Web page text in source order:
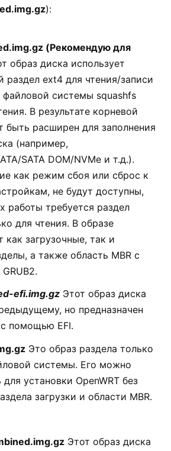
):
(Рекомендую для
образ диска использует
раздел ext4 для чтения/записи
файловой системы squashfs
В результате корневой
быть расширен для заполнения
(например,
SATA DOM/NVMe и т.д.).
как режим сбоя или сброс к
не будут доступны,
работы требуется раздел
для чтения. В образе
как загрузочные, так и
а также область MBR с
efi.img.gz Этот образ диска
но предназначен
с помощью EFI.
Это образ раздела только
системы. Его можно
для установки OpenWRT без
загрузки и области MBR.
Этот образ диска